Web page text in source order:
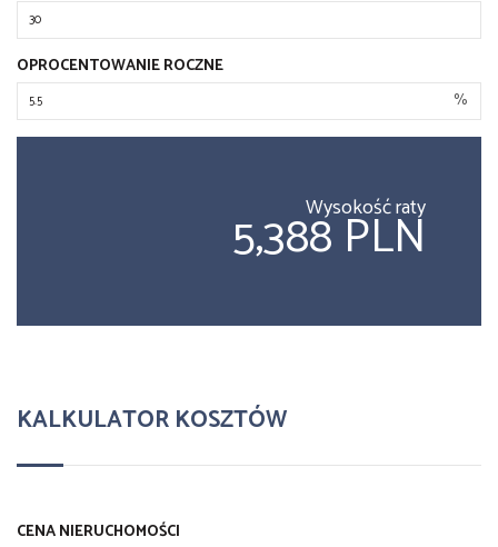
OPROCENTOWANIE ROCZNE
%
Wysokość raty
5,388 PLN
KALKULATOR KOSZTÓW
CENA NIERUCHOMOŚCI